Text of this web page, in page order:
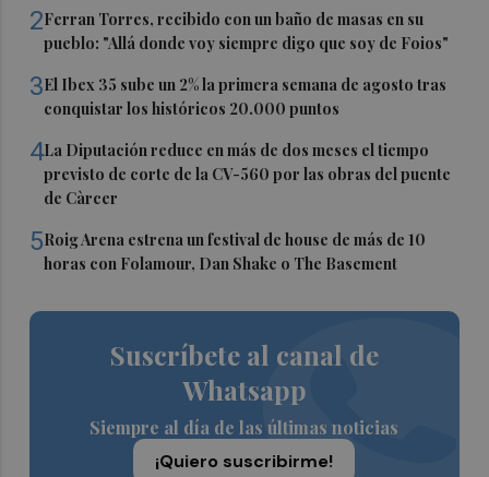
2Ferran Torres, recibido con un baño de masas en su
pueblo: "Allá donde voy siempre digo que soy de Foios"
3El Ibex 35 sube un 2% la primera semana de agosto tras
conquistar los históricos 20.000 puntos
4La Diputación reduce en más de dos meses el tiempo
previsto de corte de la CV-560 por las obras del puente
de Càrcer
5Roig Arena estrena un festival de house de más de 10
horas con Folamour, Dan Shake o The Basement
Suscríbete al canal de
Whatsapp
Siempre al día de las últimas noticias
¡Quiero suscribirme!